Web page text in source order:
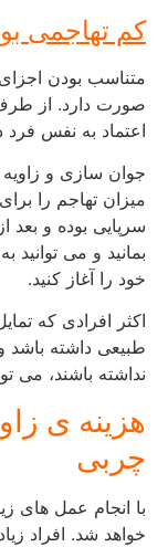
کم تهاجمی
متناسب بودن
صورت دارد. از طرف
اعتماد به نفس فرد
جوان سازی و زاویه
میزان تهاجم را
سرپایی بوده و بعد از
بمانید و می توانید
خود را آغاز کنید.
اکثر افرادی که تمایل
طبیعی داشته باشد و
نداشته باشند، می
هزینه ی
چربی
با انجام عمل های
خواهد شد. افراد